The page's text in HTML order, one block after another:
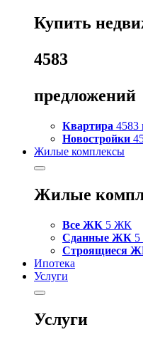
Купить
4583
предложений
Квартира 4583
Новостройки
Жилые комплексы
Жилые
Все ЖК 5 ЖК
Сданные ЖК
Строящиеся
Ипотека
Услуги
Услуги